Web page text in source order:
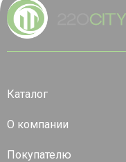
Каталог
О компании
Покупателю